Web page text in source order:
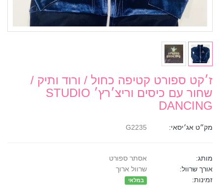
ז׳קט ספורט קטיפה כחול / ורוד ותיק /
שחור עם כיסים וריצ׳רץ׳ STUDIO
DANCING
מק״ט אג׳יסאי:
מותג:
אסתר ספורט
אורך שרוול:
שרוול ארוך
זמינות:
במלאי